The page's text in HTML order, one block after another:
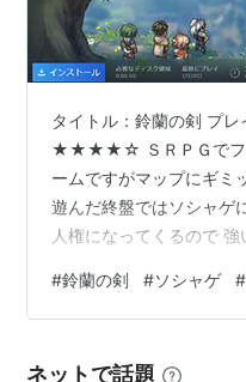
タイトル：鈴蘭の剣 プ
★★★★☆ ＳＲＰＧでフ
ームですがマップにギミ
遊んだ終盤ではソシャゲ
人権になってくるので
#鈴蘭の剣 #ソシャゲ #
ネットで話題